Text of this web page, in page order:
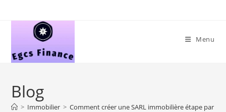
Menu
Blog
> Immobilier > Comment créer une SARL immobilière étape par